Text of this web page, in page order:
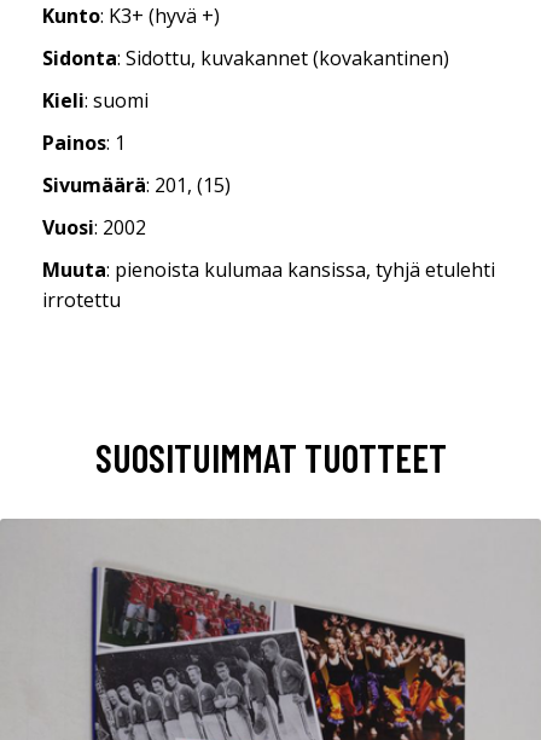
Kunto: K3+ (hyvä +)
Sidonta: Sidottu, kuvakannet (kovakantinen)
Kieli: suomi
Painos: 1
Sivumäärä: 201, (15)
Vuosi: 2002
Muuta: pienoista kulumaa kansissa, tyhjä etulehti
irrotettu
SUOSITUIMMAT TUOTTEET